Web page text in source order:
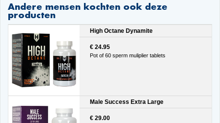
Andere mensen kochten ook deze
producten
High Octane Dynamite
€ 24.95
Pot of 60 sperm muliplier tablets
Male Success Extra Large
€ 29.00